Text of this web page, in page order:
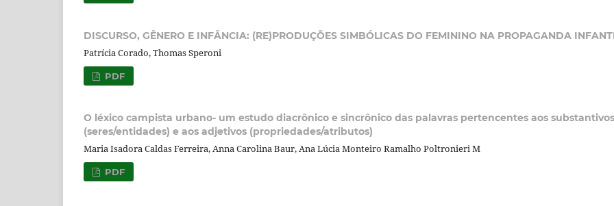
DISCURSO, GÊNERO E INFÂNCIA: (RE)PRODUÇÕES SIMBÓLICAS DO FEMININO NA PROPAGANDA
Patrícia Corado, Thomas Speroni
PDF
O léxico campista urbano- um estudo diacrônico e sincrônico das palavras pertencentes aos substantivos
(seres/entidades) e aos adjetivos (propriedades/atributos)
Maria Isadora Caldas Ferreira, Anna Carolina Baur, Ana Lúcia Monteiro Ramalho Poltronieri M
PDF